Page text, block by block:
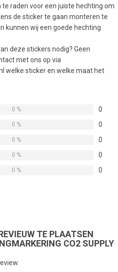
te raden voor een juiste hechting om
de sticker te gaan monteren te
kunnen wij een goede hechting
deze stickers nodig? Geen
met ons op via
welke sticker en welke maat het
0
0 %
0
0 %
0
0 %
0
0 %
0
0 %
TE PLAATSEN
CO2 SUPPLY